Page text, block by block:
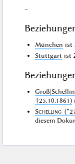
–
München ist
Stuttgart ist
†25.10.1861)
Schelling
diesem